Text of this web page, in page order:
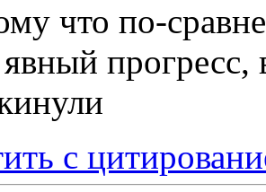
что по-
прогресс,
с